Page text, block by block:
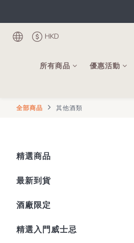
HKD
所有商品 優惠活動
全部商品 其他酒類
精選商品
最新到貨
酒廠限定
精選入門威士忌